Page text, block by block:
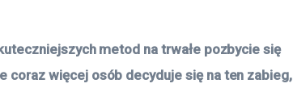
metod na trwałe pozbycie się
coraz więcej osób decyduje się na ten zabieg,